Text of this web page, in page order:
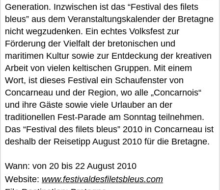
Generation. Inzwischen ist das “Festival des filets
bleus” aus dem Veranstaltungskalender der Bretagne
nicht wegzudenken. Ein echtes Volksfest zur
Förderung der Vielfalt der bretonischen und
maritimen Kultur sowie zur Entdeckung der kreativen
Arbeit von vielen keltischen Gruppen. Mit einem
Wort, ist dieses Festival ein Schaufenster von
Concarneau und der Region, wo alle „Concarnois“
und ihre Gäste sowie viele Urlauber an der
traditionellen Fest-Parade am Sonntag teilnehmen.
Das “Festival des filets bleus” 2010 in Concarneau ist
deshalb der Reisetipp August 2010 für die Bretagne.
Wann: von 20 bis 22 August 2010
Website: www.festivaldesfiletsbleus.com